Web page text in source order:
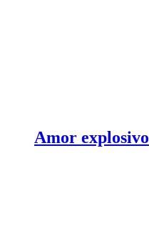
Amor explosivo